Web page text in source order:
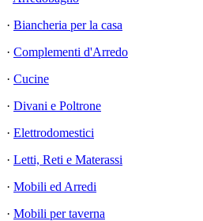
· Biancheria per la casa
· Complementi d'Arredo
· Cucine
· Divani e Poltrone
· Elettrodomestici
· Letti, Reti e Materassi
· Mobili ed Arredi
· Mobili per taverna